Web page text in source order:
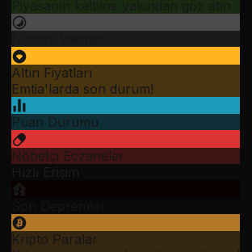
Altın Fiyatları
Emtia'larda son durum!
Puan Durumu
Nöbetçi Eczaneler
Kripto Paralar